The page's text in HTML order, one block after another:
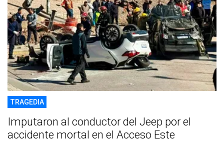
TRAGEDIA
Imputaron al conductor del Jeep por el
accidente mortal en el Acceso Este